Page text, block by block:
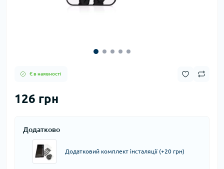
Є в наявності
126 грн
Додатково
Додатковий комплект інсталяції (+20 грн)